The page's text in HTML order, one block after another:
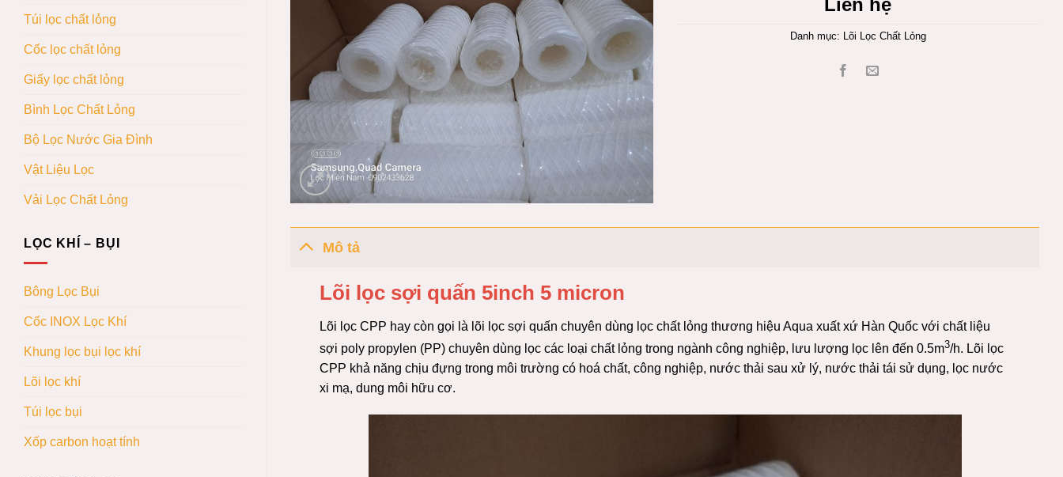
Túi lọc chất lỏng
Cốc lọc chất lỏng
Giấy lọc chất lỏng
Bình Lọc Chất Lỏng
Bộ Lọc Nước Gia Đình
Vật Liệu Lọc
Vải Lọc Chất Lỏng
LỌC KHÍ – BỤI
Bông Lọc Bụi
Cốc INOX Lọc Khí
Khung lọc bụi lọc khí
Lõi lọc khí
Túi lọc bụi
Xốp carbon hoạt tính
Danh mục: Lõi Lọc Chất Lỏng
Mô tả
Lõi lọc sợi quấn 5inch 5 micron
Lõi lọc CPP hay còn gọi là lõi lọc sợi quấn chuyên dùng lọc chất lỏng thương hiệu Aqua xuất xứ Hàn Quốc với chất liệu
sợi poly propylen (PP) chuyên dùng lọc các loại chất lỏng trong ngành công nghiệp, lưu lượng lọc lên đến 0.5m3/h. Lõi lọc
CPP khả năng chịu đựng trong môi trường có hoá chất, công nghiệp, nước thải sau xử lý, nước thải tái sử dụng, lọc nước
xi mạ, dung môi hữu cơ.